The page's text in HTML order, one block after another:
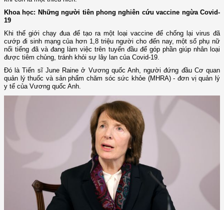
Khoa học: Những người tiên phong nghiên cứu vaccine ngừa Covid-
19
Khi thế giới chạy đua để tạo ra một loại vaccine để chống lại virus đã
cướp đi sinh mạng của hơn 1,8 triệu người cho đến nay, một số phụ nữ
nổi tiếng đã và đang làm việc trên tuyến đầu để góp phần giúp nhân loại
được tiêm chủng, tránh khỏi sự lây lan của Covid-19.
Đó là Tiến sĩ June Raine ở Vương quốc Anh, người đứng đầu Cơ quan
quản lý thuốc và sản phẩm chăm sóc sức khỏe (MHRA) - đơn vị quản lý
y tế của Vương quốc Anh.